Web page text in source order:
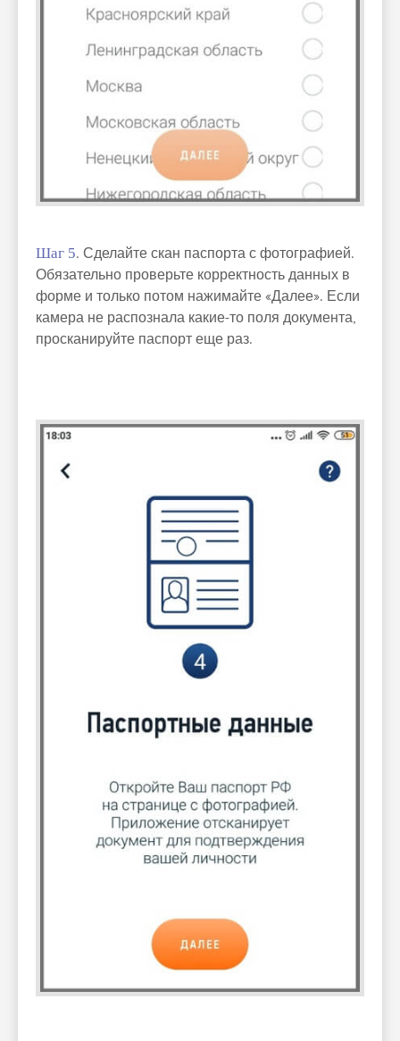
Шаг 5. Сделайте скан паспорта с фотографией.
Обязательно проверьте корректность данных в
форме и только потом нажимайте «Далее». Если
камера не распознала какие-то поля документа,
просканируйте паспорт еще раз.